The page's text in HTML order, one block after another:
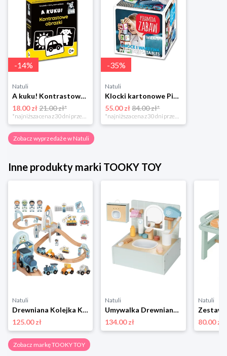
-14%
Natuli
A kuku! Kontrastowe obrazki. Karty kontrastowe + poradnik 0+ Edgard
18.00 zł21.00 zł*
*najniższa cena z 30 dni przed obniżką
-35%
Natuli
Klocki kartonowe Piramida Zabaw. Owoce i Warzywa Piramida zabaw
55.00 zł 84.00 zł*
*najniższa cena z 30 dni przed obniżką
Zobacz wyprzedaże w Natuli
Inne produkty marki TOOKY TOY
Natuli
Drewniana Kolejka Kosmiczna Zestaw Tory, TOOKY TOY Tooky toy
125.00 zł
Natuli
Umywalka Drewniana z Akcesoriami, TOOKY TOY Tooky toy
134.00 zł
Natuli
80.00 zł
Zobacz markę TOOKY TOY